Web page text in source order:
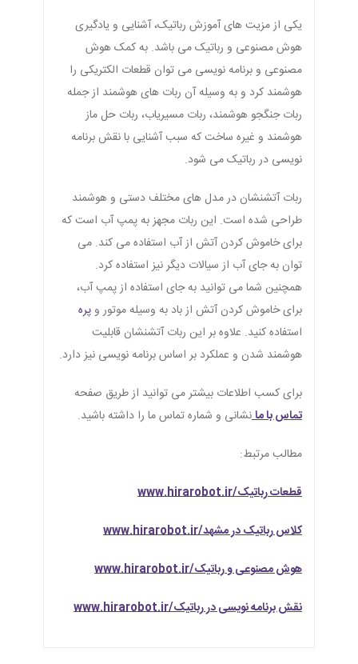
یکی از مزیت های آموزش رباتیک، آشنایی و یادگیری
هوش مصنوعی و رباتیک می باشد. به کمک هوش
مصنوعی و برنامه نویسی می توان قطعات الکتریکی را
هوشمند کرد و به وسیله آن ربات های هوشمند از جمله
ربات جنگجو هوشمند، ربات مسیریاب، ربات حل ماز
هوشمند و غیره ساخت که سبب آشنایی با نقش برنامه
نویسی در رباتیک می شود.
ربات آتشنشان در مدل های مختلف دستی و هوشمند
طراحی شده است. این ربات مجهز به پمپ آب است که
برای خاموش کردن آتش از آب استفاده می کند. می
توان به جای آب از سیالات دیگر نیز استفاده کرد.
همچنین شما می توانید به جای استفاده از پمپ آب،
برای خاموش کردن آتش از باد به وسیله موتور وپره
استفاده کنید. علاوه بر این ربات آتشنشان قابلیت
هوشمند شدن و عملکرد بر اساس برنامه نویسی نیز دارد.
برای کسب اطلاعات بیشتر می توانید از طریق صفحه
تماس با مانشانی و شماره تماس ما را داشته باشید.
مطالب مرتبط:
قطعات رباتیک/www.hirarobot.ir
کلاس رباتیک در مشهد/www.hirarobot.ir
هوش مصنوعی و رباتیک/www.hirarobot.ir
نقش برنامه نویسی در رباتیک/www.hirarobot.ir